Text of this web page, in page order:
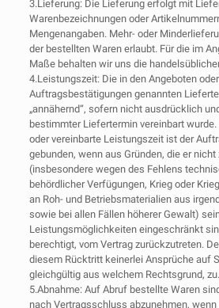
3.Lieferung: Die Lieferung erfolgt mit
Warenbezeichnungen oder
Mengenangaben. Mehr- oder
der bestellten Waren erlaubt. Für die im
Maße behalten wir uns die
4.Leistungszeit: Die in den Angeboten
Auftragsbestätigungen genannten
„annähernd“, sofern nicht ausdrücklich
bestimmter Liefertermin vereinbart
oder vereinbarte Leistungszeit ist der
gebunden, wenn aus Gründen, die er nicht
(insbesondere wegen des Fehlens
behördlicher Verfügungen, Krieg oder
an Roh- und Betriebsmaterialien aus
sowie bei allen Fällen höherer Gewalt)
Leistungsmöglichkeiten eingeschränkt
berechtigt, vom Vertrag zurückzutreten.
diesem Rücktritt keinerlei Ansprüche auf
gleichgültig aus welchem Rechtsgrund, zu.
5.Abnahme: Auf Abruf bestellte Waren
nach Vertragsschluss abzunehmen,